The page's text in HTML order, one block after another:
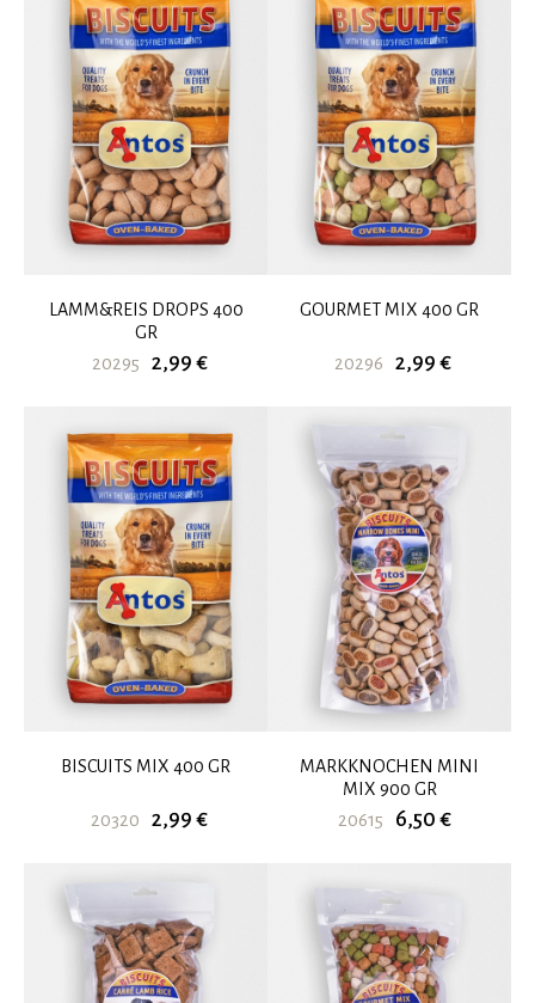
LAMM&REIS DROPS 400
GR
20295 2,99 €
GOURMET MIX 400 GR
20296 2,99 €
BISCUITS MIX 400 GR
20320 2,99 €
MARKKNOCHEN MINI
MIX 900 GR
20615 6,50 €